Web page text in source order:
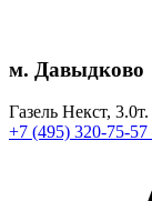
м. Давыдково
Газель Некст, 3.0т.
+7 (495) 320-75-57